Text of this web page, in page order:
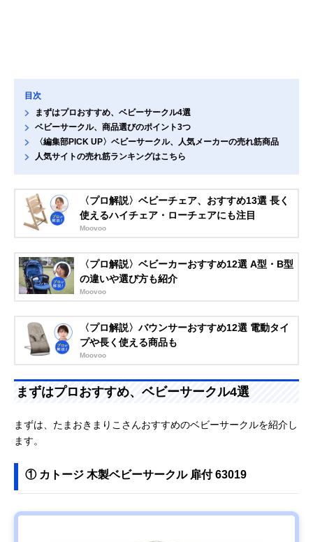
目次
まずはプロおすすめ、ベビーサークル4選
ベビーサークル、商品選びのポイント3つ
〈編集部PICK UP〉ベビーサークル、人気メーカーの売れ筋商品
人気サイトの売れ筋ランキングはこちら
〈プロ解説〉ベビーチェア、おすすめ13選 長く
使えるハイチェア・ローチェアにも注目
Moovoo
〈プロ解説〉ベビーカーおすすめ12選 A型・B型
の違いや選び方も紹介
Moovoo
〈プロ解説〉バウンサーおすすめ12選 電動タイ
プや長く使える商品も
Moovoo
まずはプロおすすめ、ベビーサークル4選
まずは、たまおきまりこさんおすすめのベビーサークルを紹介し
ます。
① カトージ 木製ベビーサークル 扉付 63019